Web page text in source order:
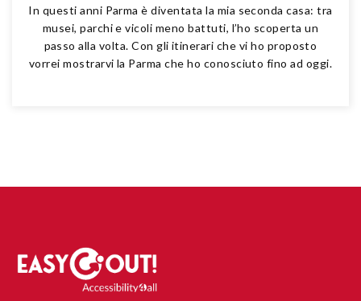
In questi anni Parma è diventata la mia seconda casa: tra
musei, parchi e vicoli meno battuti, l’ho scoperta un
passo alla volta. Con gli itinerari che vi ho proposto
vorrei mostrarvi la Parma che ho conosciuto fino ad oggi.